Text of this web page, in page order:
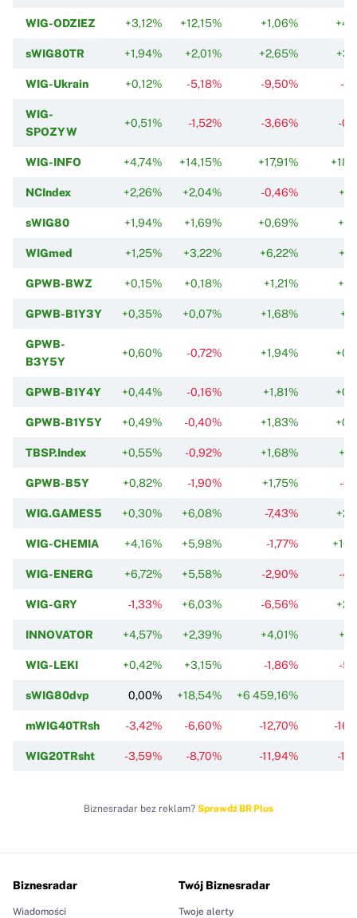
WIG-ODZIEZ +3,12% +12,15% +1,06%
sWIG80TR +1,94% +2,01% +2,65%
WIG-Ukrain +0,12% -5,18% -9,50% -
WIG-
SPOZYW
+0,51% -1,52% -3,66% -
WIG-INFO +4,74% +14,15% +17,91%
NCIndex +2,26% +2,04% -0,46%
sWIG80 +1,94% +1,69% +0,69%
WIGmed +1,25% +3,22% +6,22%
GPWB-BWZ +0,15% +0,18% +1,21%
GPWB-B1Y3Y +0,35% +0,07% +1,68%
GPWB-
B3Y5Y
+0,60% -0,72% +1,94%
GPWB-B1Y4Y +0,44% -0,16% +1,81%
GPWB-B1Y5Y +0,49% -0,40% +1,83%
TBSP.Index +0,55% -0,92% +1,68%
GPWB-B5Y +0,82% -1,90% +1,75% -
WIG.GAMES5 +0,30% +6,08% -7,43%
WIG-CHEMIA +4,16% +5,98% -1,77%
WIG-ENERG +6,72% +5,58% -2,90% -
WIG-GRY -1,33% +6,03% -6,56%
INNOVATOR +4,57% +2,39% +4,01%
WIG-LEKI +0,42% +3,15% -1,86% -
sWIG80dvp 0,00% +18,54% +6 459,16%
mWIG40TRsh -3,42% -6,60% -12,70% -
WIG20TRsht -3,59% -8,70% -11,94% -
Biznesradar bez reklam? Sprawdź BR Plus
Biznesradar
Wiadomości
Twój Biznesradar
Twoje alerty